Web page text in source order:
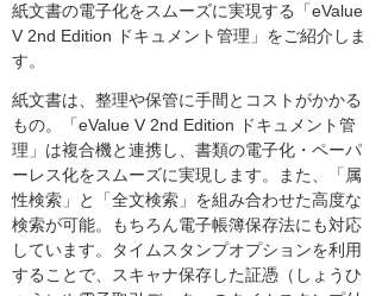
紙文書の電子化をスムーズに実現する「eValue
V 2nd Edition ドキュメント管理」をご紹介しま
す。
紙文書は、整理や保管に手間とコストがかかる
もの。「eValue V 2nd Edition ドキュメント管
理」は複合機と連携し、書類の電子化・ペーパ
ーレス化をスムーズに実現します。また、「属
性検索」と「全文検索」を組み合わせた高度な
検索が可能。もちろん電子帳簿保存法にも対応
しています。タイムスタンプオプションを利用
することで、スキャナ保存した証憑（しょうひ